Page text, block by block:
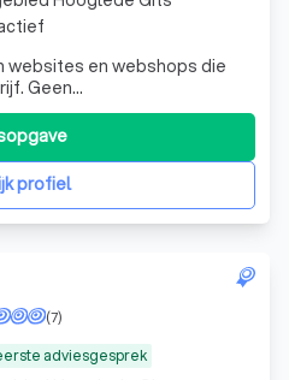
websites en webshops die
Geen
een online aanwezigheid die
naartoe wilt. Of je nu net
wij denken met je mee en
sterke
profiel
adviesgesprek
(7)